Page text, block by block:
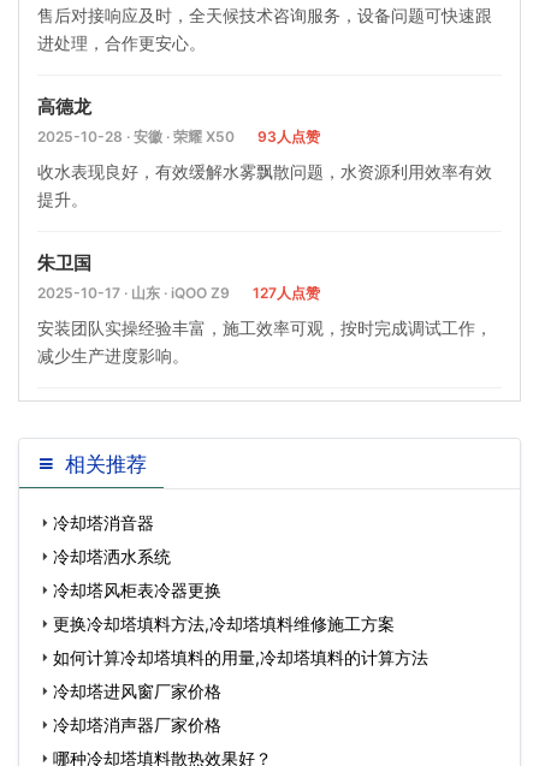
售后对接响应及时，全天候技术咨询服务，设备问题可快速跟
进处理，合作更安心。
高德龙
2025-10-28 · 安徽 · 荣耀 X50 93人点赞
收水表现良好，有效缓解水雾飘散问题，水资源利用效率有效
提升。
朱卫国
2025-10-17 · 山东 · iQOO Z9 127人点赞
安装团队实操经验丰富，施工效率可观，按时完成调试工作，
减少生产进度影响。
相关推荐
冷却塔消音器
冷却塔洒水系统
冷却塔风柜表冷器更换
更换冷却塔填料方法,冷却塔填料维修施工方案
如何计算冷却塔填料的用量,冷却塔填料的计算方法
冷却塔进风窗厂家价格
冷却塔消声器厂家价格
哪种冷却塔填料散热效果好？